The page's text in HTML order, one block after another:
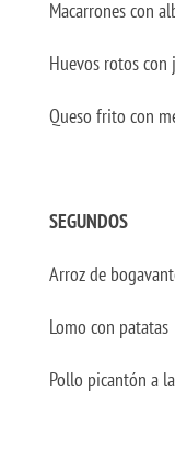
Macarrones con
Huevos rotos con
Queso frito con
SEGUNDOS
Arroz de
Lomo con patatas
Pollo picantón a